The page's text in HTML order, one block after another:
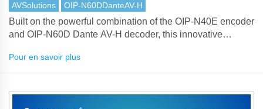
AVSolutions OIP-N60DDanteAV-H
Built on the powerful combination of the OIP-N40E encoder
and OIP-N60D Dante AV-H decoder, this innovative
challenges such as excessive cabling, complex device
Pour en savoir plus